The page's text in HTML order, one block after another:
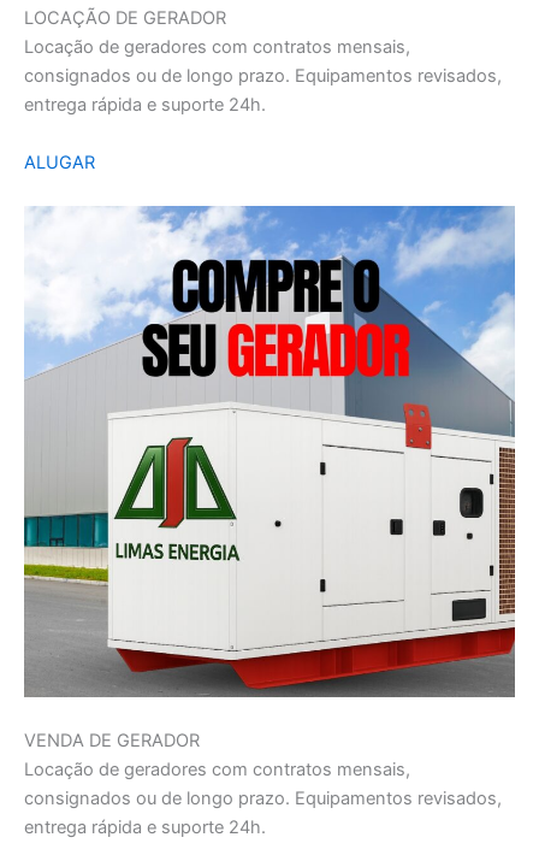
LOCAÇÃO DE GERADOR
Locação de geradores com contratos mensais,
consignados ou de longo prazo. Equipamentos revisados,
entrega rápida e suporte 24h.
ALUGAR
VENDA DE GERADOR
Locação de geradores com contratos mensais,
consignados ou de longo prazo. Equipamentos revisados,
entrega rápida e suporte 24h.